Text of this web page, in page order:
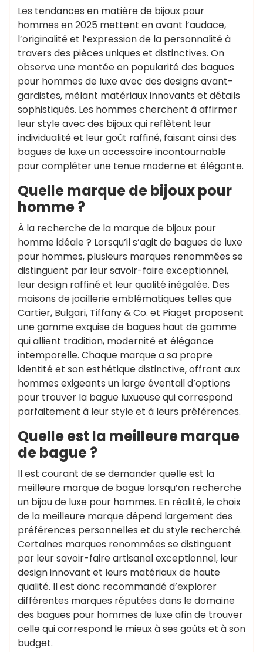
Les tendances en matière de bijoux pour
hommes en 2025 mettent en avant l’audace,
l’originalité et l’expression de la personnalité à
travers des pièces uniques et distinctives. On
observe une montée en popularité des bagues
pour hommes de luxe avec des designs avant-
gardistes, mêlant matériaux innovants et détails
sophistiqués. Les hommes cherchent à affirmer
leur style avec des bijoux qui reflètent leur
individualité et leur goût raffiné, faisant ainsi des
bagues de luxe un accessoire incontournable
pour compléter une tenue moderne et élégante.
Quelle marque de bijoux pour
homme ?
À la recherche de la marque de bijoux pour
homme idéale ? Lorsqu’il s’agit de bagues de luxe
pour hommes, plusieurs marques renommées se
distinguent par leur savoir-faire exceptionnel,
leur design raffiné et leur qualité inégalée. Des
maisons de joaillerie emblématiques telles que
Cartier, Bulgari, Tiffany & Co. et Piaget proposent
une gamme exquise de bagues haut de gamme
qui allient tradition, modernité et élégance
intemporelle. Chaque marque a sa propre
identité et son esthétique distinctive, offrant aux
hommes exigeants un large éventail d’options
pour trouver la bague luxueuse qui correspond
parfaitement à leur style et à leurs préférences.
Quelle est la meilleure marque
de bague ?
Il est courant de se demander quelle est la
meilleure marque de bague lorsqu’on recherche
un bijou de luxe pour hommes. En réalité, le choix
de la meilleure marque dépend largement des
préférences personnelles et du style recherché.
Certaines marques renommées se distinguent
par leur savoir-faire artisanal exceptionnel, leur
design innovant et leurs matériaux de haute
qualité. Il est donc recommandé d’explorer
différentes marques réputées dans le domaine
des bagues pour hommes de luxe afin de trouver
celle qui correspond le mieux à ses goûts et à son
budget.